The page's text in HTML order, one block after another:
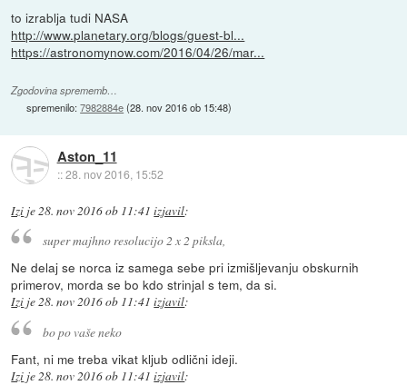
to izrablja tudi NASA
http://www.planetary.org/blogs/guest-bl...
https://astronomynow.com/2016/04/26/mar...
Zgodovina sprememb…
spremenilo:7982884e(28. nov 2016 ob 15:48)
Aston_11
::28. nov 2016, 15:52
Izi je 28. nov 2016 ob 11:41 izjavil:
super majhno resolucijo 2 x 2 piksla,
Ne delaj se norca iz samega sebe pri izmišljevanju obskurnih
primerov, morda se bo kdo strinjal s tem, da si.
Izi je28. nov 2016 ob 11:41 izjavil:
bo po vaše neko
Fant, ni me treba vikat kljub odlični ideji.
Izi je 28. nov 2016 ob 11:41 izjavil: